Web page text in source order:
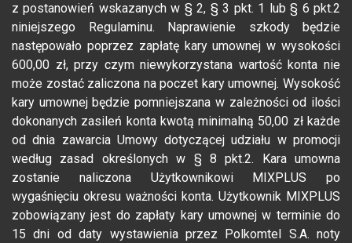
z postanowień wskazanych w § 2, § 3 pkt. 1 lub § 6 pkt.2
niniejszego Regulaminu. Naprawienie szkody będzie
następowało poprzez zapłatę kary umownej w wysokości
600,00 zł, przy czym niewykorzystana wartość konta nie
może zostać zaliczona na poczet kary umownej. Wysokość
kary umownej będzie pomniejszana w zależności od ilości
dokonanych zasileń konta kwotą minimalną 50,00 zł każde
od dnia zawarcia Umowy dotyczącej udziału w promocji
według zasad określonych w § 8 pkt.2. Kara umowna
zostanie naliczona Użytkownikowi MIXPLUS po
wygaśnięciu okresu ważności konta. Użytkownik MIXPLUS
zobowiązany jest do zapłaty kary umownej w terminie do
15 dni od daty wystawienia przez Polkomtel S.A. noty